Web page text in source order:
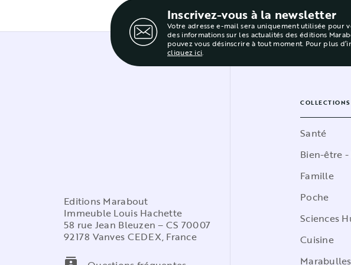
Inscrivez-vous à la newsletter
Votre adresse e-mail sera uniquement utilisée pour
des informations sur les actualités des éditions
pouvez vous désinscrire à tout moment. Pour plus
cliquez ici.
Editions Marabout
Immeuble Louis Hachette
58 rue Jean Bleuzen – CS 70007
92178 Vanves CEDEX, France
COLLECTIONS
Santé
Bien-être
Famille
Poche
Sciences
Cuisine
Marabulles